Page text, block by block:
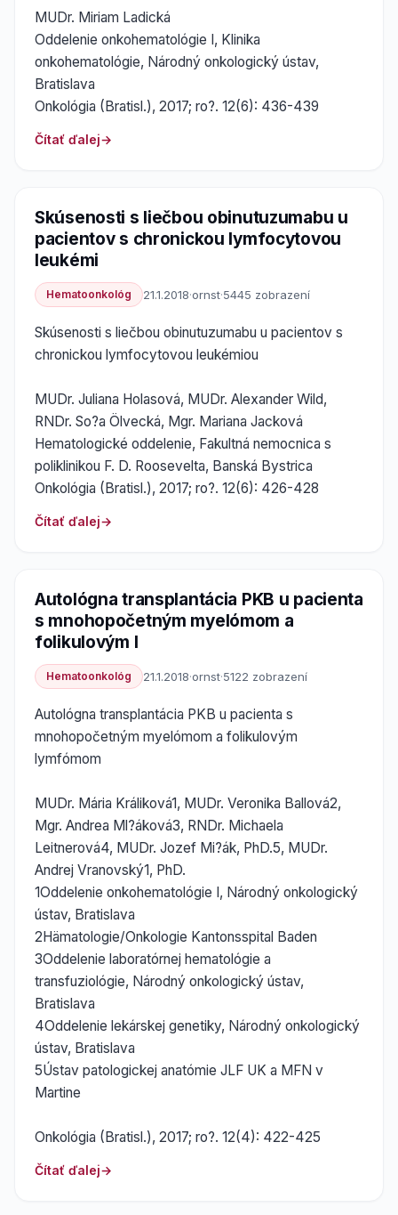
MUDr. Miriam Ladická
Oddelenie onkohematológie I, Klinika
onkohematológie, Národný onkologický ústav,
Bratislava
Onkológia (Bratisl.), 2017; ro?. 12(6): 436-439
Čítať ďalej
Skúsenosti s liečbou obinutuzumabu u
pacientov s chronickou lymfocytovou
leukémi
Hematoonkológ 21.1.2018·ornst·5445 zobrazení
Skúsenosti s liečbou obinutuzumabu u pacientov s
chronickou lymfocytovou leukémiou
MUDr. Juliana Holasová, MUDr. Alexander Wild,
RNDr. So?a Ölvecká, Mgr. Mariana Jacková
Hematologické oddelenie, Fakultná nemocnica s
poliklinikou F. D. Roosevelta, Banská Bystrica
Onkológia (Bratisl.), 2017; ro?. 12(6): 426-428
Čítať ďalej
Autológna transplantácia PKB u pacienta
s mnohopočetným myelómom a
folikulovým l
Hematoonkológ 21.1.2018·ornst·5122 zobrazení
Autológna transplantácia PKB u pacienta s
mnohopočetným myelómom a folikulovým
lymfómom
MUDr. Mária Králiková1, MUDr. Veronika Ballová2,
Mgr. Andrea Ml?áková3, RNDr. Michaela
Leitnerová4, MUDr. Jozef Mi?ák, PhD.5, MUDr.
Andrej Vranovský1, PhD.
1Oddelenie onkohematológie I, Národný onkologický
ústav, Bratislava
2Hämatologie/Onkologie Kantonsspital Baden
3Oddelenie laboratórnej hematológie a
transfuziológie, Národný onkologický ústav,
Bratislava
4Oddelenie lekárskej genetiky, Národný onkologický
ústav, Bratislava
5Ústav patologickej anatómie JLF UK a MFN v
Martine
Onkológia (Bratisl.), 2017; ro?. 12(4): 422-425
Čítať ďalej